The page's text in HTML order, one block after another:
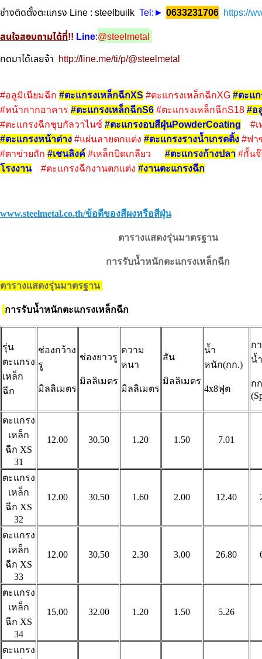
ช่างติดตั้งตะแกรง Line : steelbuilk Tel:► 0633231706 https://
สนใจสอบถามได้ที่!! Line:@steelmetal
กดมาได้เลยจ้า http://line.me/ti/p/@steelmetal
#อลูมิเนียมฉีก #ตะแกรงเหล็กฉีกXS #ตะแกรงเหล็กฉีกXG #ตะแ
#หน้ากากอาคาร #ตะแกรงเหล็กฉีกS6 #ตะแกรงเหล็กฉีกS18 #อ
#ตะแกรงฉีกชุบกัลวาไนซ์ #ตะแกรงอบสีฝุ่นPowderCoating #
#ตะแกรงหน้าต่าง #แผ่นลายตกแต่ง #ตะแกรงรางน้ำเกรตติ้ง #ฟา
#ตาข่ายถัก #เชนลิงค์ #เหล็กบิดเกลียว #ตะแกรงก้างปลา #กั้น
โรงงาน
#ตะแกรงฉีกงานตกแต่ง #งานตะแกรงฉีก
www.steelmetal.co.th/ข้อดีของสีผงหรือสีฝุ่น
ตารางแสดงรุ่นมาตรฐาน
การรับน้ำหนักตะแกรงเหล็กฉีก
ตารางแสดงรุ่นมาตรฐาน
การรับน้ำหนักตะแกรงเหล็กฉีก
รุ่น
ตะแกรง
เหล็ก
ฉีก
ช่องกว้าง
รู
มิลลิเมตร
ช่องยาวรู
มิลลิเมตร
ความ
หนา
มิลลิเมตร
สัน
มิลลิเมตร
น้ำ
หนัก(กก.)
4x8ฟุต
ก
น้
ก
ตะแกรง
เหล็ก
ฉีก XS
31
12.00 30.50 1.20 1.50 7.01
ตะแกรง
เหล็ก
ฉีก XS
32
12.00 30.50 1.60 2.00 12.40
ตะแกรง
เหล็ก
ฉีก XS
33
12.00 30.50 2.30 3.00 26.80
ตะแกรง
เหล็ก
ฉีก XS
34
15.00 32.00 1.20 1.50 5.26
ตะแกรง